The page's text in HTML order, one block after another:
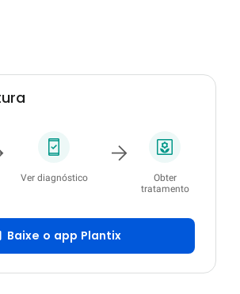
Ver diagnóstico
Obter
tratamento
Baixe o app Plantix